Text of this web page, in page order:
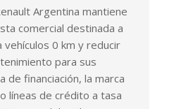
Argentina mantiene
comercial destinada a
vehículos 0 km y reducir
para sus
de financiación, la marca
líneas de crédito a tasa